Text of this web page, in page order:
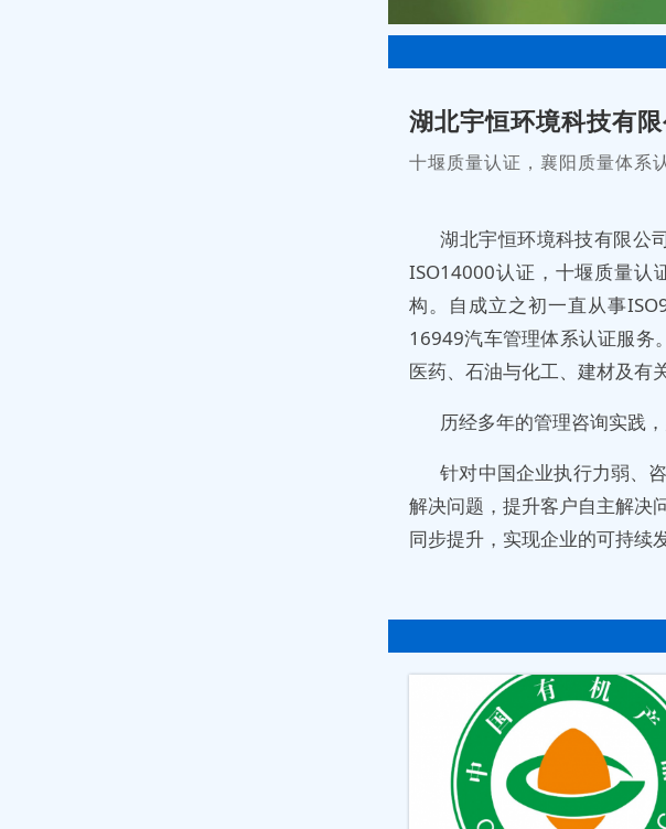
湖北宇恒环境科技有
十堰质量认证，襄阳质量体系
湖北宇恒环境科技有限公
ISO14000认证，十堰质量认
构。自成立之初一直从事
16949汽车管理体系认证服务
医药、石油与化工、建材及有
历经多年的管理咨询实践
针对中国企业执行力弱、
解决问题，提升客户自主解决
同步提升，实现企业的可持续发